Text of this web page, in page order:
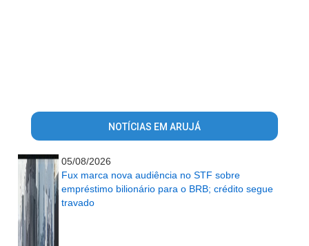
NOTÍCIAS EM ARUJÁ
05/08/2026
Fux marca nova audiência no STF sobre
empréstimo bilionário para o BRB; crédito segue
travado